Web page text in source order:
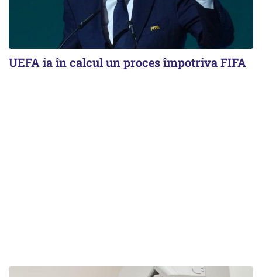
UEFA ia în calcul un proces împotriva FIFA